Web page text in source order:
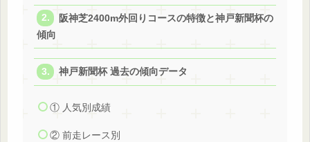
阪神芝2400m外回りコースの特徴と神戸新聞杯の
傾向
神戸新聞杯 過去の傾向データ
① 人気別成績
② 前走レース別